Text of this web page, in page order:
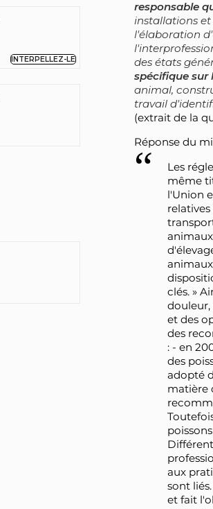
INTERPELLEZ-LE
responsable
installations et
l'élaboration
des états
spécifique sur
animal,
travail
(extrait de la
Réponse du
Les
même
l'Union
clés. »
douleur,
et des
des
: - en
des
adopté
matière
aux
sont
et fait